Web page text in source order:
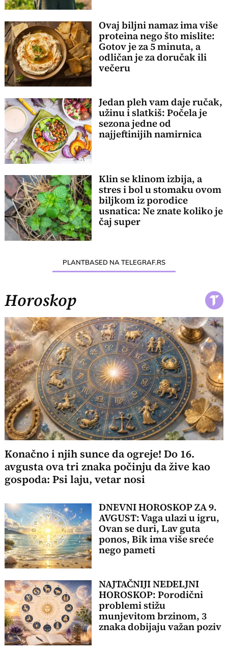
Ovaj biljni namaz ima više
proteina nego što mislite:
Gotov je za 5 minuta, a
odličan je za doručak ili
večeru
Jedan pleh vam daje ručak,
užinu i slatkiš: Počela je
sezona jedne od
najjeftinijih namirnica
Klin se klinom izbija, a
stres i bol u stomaku ovom
biljkom iz porodice
usnatica: Ne znate koliko je
čaj super
PLANTBASED NA TELEGRAF.RS
Horoskop
Konačno i njih sunce da ogreje! Do 16.
avgusta ova tri znaka počinju da žive kao
gospoda: Psi laju, vetar nosi
DNEVNI HOROSKOP ZA 9.
AVGUST: Vaga ulazi u igru,
Ovan se duri, Lav guta
ponos, Bik ima više sreće
nego pameti
NAJTAČNIJI NEDELJNI
HOROSKOP: Porodični
problemi stižu
munjevitom brzinom, 3
znaka dobijaju važan poziv